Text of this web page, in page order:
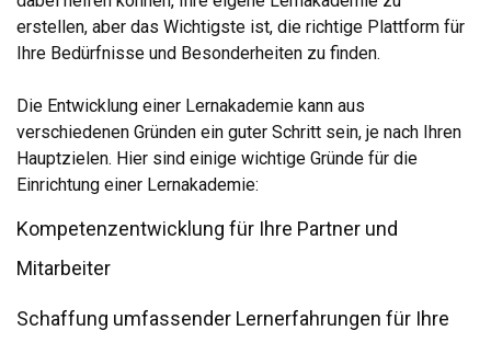
erstellen, aber das Wichtigste ist, die richtige Plattform für
Ihre Bedürfnisse und Besonderheiten zu finden.
Die Entwicklung einer Lernakademie kann aus
verschiedenen Gründen ein guter Schritt sein, je nach Ihren
Hauptzielen. Hier sind einige wichtige Gründe für die
Einrichtung einer Lernakademie:
Kompetenzentwicklung für Ihre Partner und
Mitarbeiter
Schaffung umfassender Lernerfahrungen für Ihre